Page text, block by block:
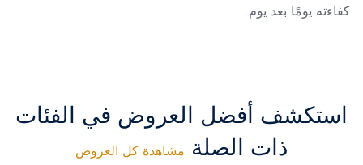
كفاءته يومًا بعد يوم.
استكشف أفضل العروض في الفئات
ذات الصلة مشاهدة كل العروض